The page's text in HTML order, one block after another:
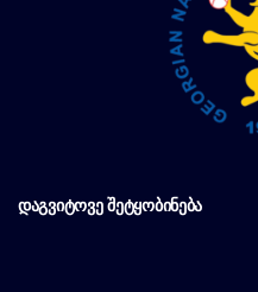
ᲓᲐᲒᲕᲘᲢᲝᲕᲔ ᲨᲔᲢᲧᲝᲑᲘᲜᲔᲑᲐ